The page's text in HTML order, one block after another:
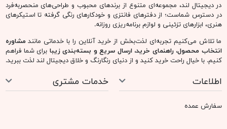
در دیجیتال لند، مجموعه‌ای متنوع از برندهای محبوب و طراحی‌های منحصربه‌فرد
در دسترس شماست؛ از دفترهای فانتزی و خودکارهای رنگی گرفته تا استیکرهای
هنری، ابزارهای تزئینی و لوازم برنامه‌ریزی روزانه.
ما تلاش می‌کنیم تجربه‌ای لذت‌بخش از خرید آنلاین را با خدماتی مانندمشاوره
انتخاب محصول، راهنمای خرید، ارسال سریع و بسته‌بندی زیبا برای شما فراهم
کنیم. با خیال راحت خرید کنید و از دنیای رنگارنگ و خلاق دیجیتال لند لذت ببرید.
اطلاعات خدمات مشتری
سفارش عمده